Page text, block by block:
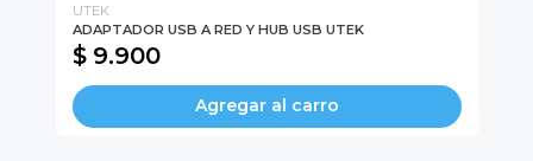
UTEK
ADAPTADOR USB A RED Y HUB USB UTEK
$ 9.900
Agregar al carro